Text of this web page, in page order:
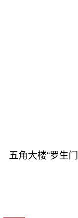
五角大楼“罗生